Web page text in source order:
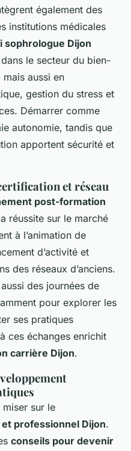
également des
institutions médicales
sophrologue Dijon
le secteur du bien-
aussi en
gestion du stress et
Démarrer comme
autonomie, tandis que
apportent sécurité et
et réseau
post-formation
réussite sur le marché
à l’animation de
d’activité et
des réseaux d’anciens.
des journées de
pour explorer les
ses pratiques
ces échanges enrichit
carrière Dijon.
miser sur le
professionnel Dijon.
conseils pour devenir